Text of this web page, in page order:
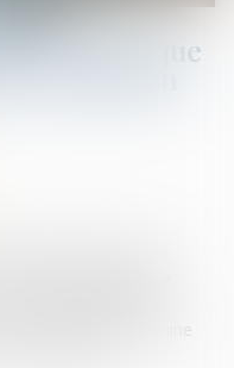
britannique
est situé en
848 du Parlement
la juridiction saisie
d’insolvabilité
ce règlement examine
de l’article 3...